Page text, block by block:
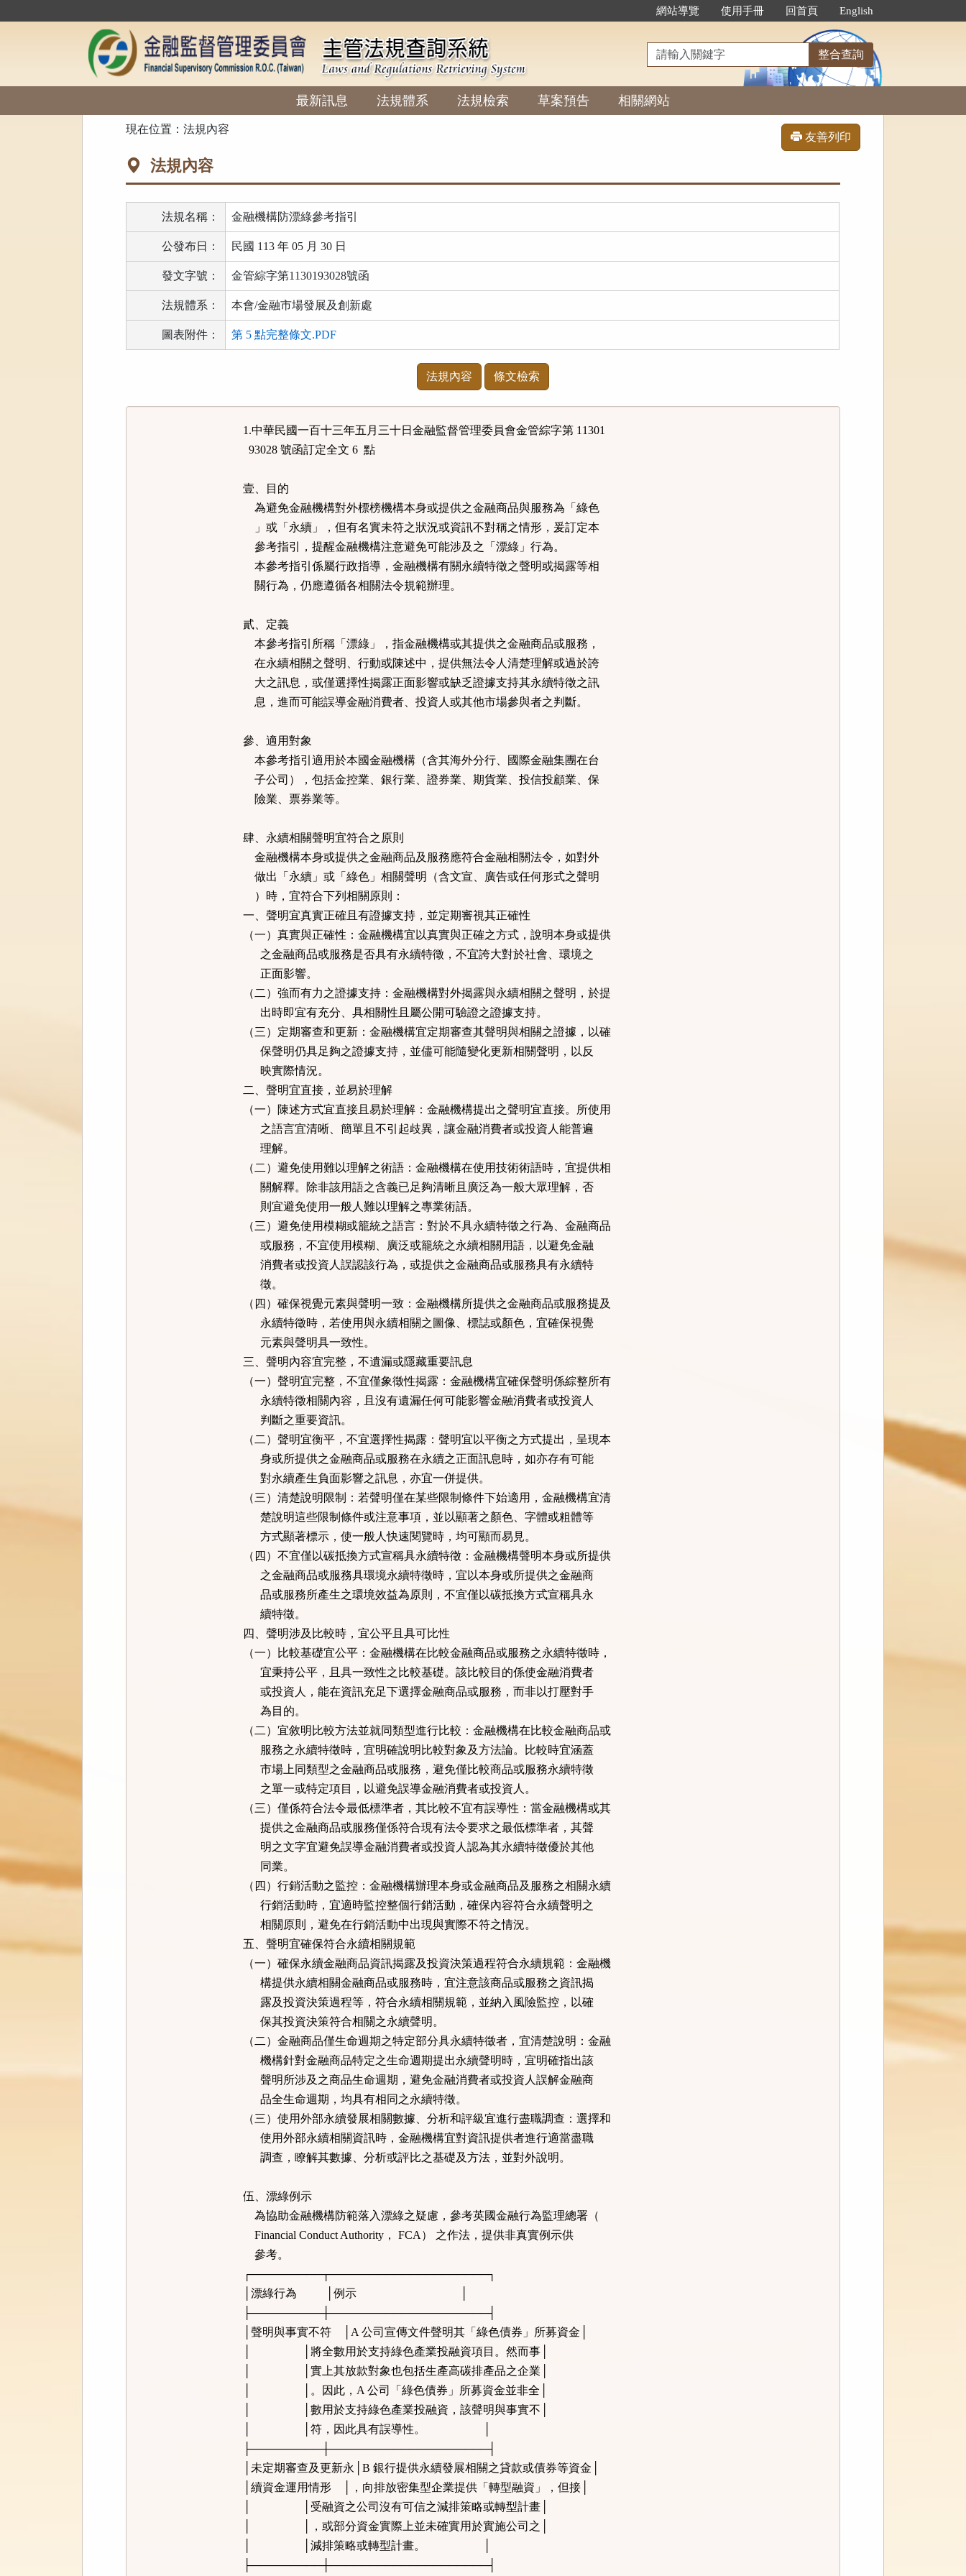
到
網站導覽 使用手冊 回首頁 English
請
輸
入
關
鍵
整合查詢
最新訊息 法規體系 法規檢索 草案預告 相關網站
現在位置：法規內容
友善列印
法規內容
法規名稱： 金融機構防漂綠參考指引
公發布日： 民國 113 年 05 月 30 日
發文字號： 金管綜字第1130193028號函
法規體系： 本會/金融市場發展及創新處
圖表附件： 第 5 點完整條文.PDF
功
法規內容 條文檢索
1.中華民國一百十三年五月三十日金融監督管理委員會金管綜字第 11301
93028 號函訂定全文 6 點
壹、目的
為避免金融機構對外標榜機構本身或提供之金融商品與服務為「綠色
」或「永續」，但有名實未符之狀況或資訊不對稱之情形，爰訂定本
參考指引，提醒金融機構注意避免可能涉及之「漂綠」行為。
本參考指引係屬行政指導，金融機構有關永續特徵之聲明或揭露等相
關行為，仍應遵循各相關法令規範辦理。
貳、定義
本參考指引所稱「漂綠」，指金融機構或其提供之金融商品或服務，
在永續相關之聲明、行動或陳述中，提供無法令人清楚理解或過於誇
大之訊息，或僅選擇性揭露正面影響或缺乏證據支持其永續特徵之訊
息，進而可能誤導金融消費者、投資人或其他市場參與者之判斷。
參、適用對象
本參考指引適用於本國金融機構（含其海外分行、國際金融集團在台
子公司），包括金控業、銀行業、證券業、期貨業、投信投顧業、保
險業、票券業等。
肆、永續相關聲明宜符合之原則
金融機構本身或提供之金融商品及服務應符合金融相關法令，如對外
做出「永續」或「綠色」相關聲明（含文宣、廣告或任何形式之聲明
）時，宜符合下列相關原則：
一、聲明宜真實正確且有證據支持，並定期審視其正確性
（一）真實與正確性：金融機構宜以真實與正確之方式，說明本身或提供
之金融商品或服務是否具有永續特徵，不宜誇大對於社會、環境之
正面影響。
（二）強而有力之證據支持：金融機構對外揭露與永續相關之聲明，於提
出時即宜有充分、具相關性且屬公開可驗證之證據支持。
（三）定期審查和更新：金融機構宜定期審查其聲明與相關之證據，以確
保聲明仍具足夠之證據支持，並儘可能隨變化更新相關聲明，以反
映實際情況。
二、聲明宜直接，並易於理解
（一）陳述方式宜直接且易於理解：金融機構提出之聲明宜直接。所使用
之語言宜清晰、簡單且不引起歧異，讓金融消費者或投資人能普遍
理解。
（二）避免使用難以理解之術語：金融機構在使用技術術語時，宜提供相
關解釋。除非該用語之含義已足夠清晰且廣泛為一般大眾理解，否
則宜避免使用一般人難以理解之專業術語。
（三）避免使用模糊或籠統之語言：對於不具永續特徵之行為、金融商品
或服務，不宜使用模糊、廣泛或籠統之永續相關用語，以避免金融
消費者或投資人誤認該行為，或提供之金融商品或服務具有永續特
徵。
（四）確保視覺元素與聲明一致：金融機構所提供之金融商品或服務提及
永續特徵時，若使用與永續相關之圖像、標誌或顏色，宜確保視覺
元素與聲明具一致性。
三、聲明內容宜完整，不遺漏或隱藏重要訊息
（一）聲明宜完整，不宜僅象徵性揭露：金融機構宜確保聲明係綜整所有
永續特徵相關內容，且沒有遺漏任何可能影響金融消費者或投資人
判斷之重要資訊。
（二）聲明宜衡平，不宜選擇性揭露：聲明宜以平衡之方式提出，呈現本
身或所提供之金融商品或服務在永續之正面訊息時，如亦存有可能
對永續產生負面影響之訊息，亦宜一併提供。
（三）清楚說明限制：若聲明僅在某些限制條件下始適用，金融機構宜清
楚說明這些限制條件或注意事項，並以顯著之顏色、字體或粗體等
方式顯著標示，使一般人快速閱覽時，均可顯而易見。
（四）不宜僅以碳抵換方式宣稱具永續特徵：金融機構聲明本身或所提供
之金融商品或服務具環境永續特徵時，宜以本身或所提供之金融商
品或服務所產生之環境效益為原則，不宜僅以碳抵換方式宣稱具永
續特徵。
四、聲明涉及比較時，宜公平且具可比性
（一）比較基礎宜公平：金融機構在比較金融商品或服務之永續特徵時，
宜秉持公平，且具一致性之比較基礎。該比較目的係使金融消費者
或投資人，能在資訊充足下選擇金融商品或服務，而非以打壓對手
為目的。
（二）宜敘明比較方法並就同類型進行比較：金融機構在比較金融商品或
服務之永續特徵時，宜明確說明比較對象及方法論。比較時宜涵蓋
市場上同類型之金融商品或服務，避免僅比較商品或服務永續特徵
之單一或特定項目，以避免誤導金融消費者或投資人。
（三）僅係符合法令最低標準者，其比較不宜有誤導性：當金融機構或其
提供之金融商品或服務僅係符合現有法令要求之最低標準者，其聲
明之文字宜避免誤導金融消費者或投資人認為其永續特徵優於其他
同業。
（四）行銷活動之監控：金融機構辦理本身或金融商品及服務之相關永續
行銷活動時，宜適時監控整個行銷活動，確保內容符合永續聲明之
相關原則，避免在行銷活動中出現與實際不符之情況。
五、聲明宜確保符合永續相關規範
（一）確保永續金融商品資訊揭露及投資決策過程符合永續規範：金融機
構提供永續相關金融商品或服務時，宜注意該商品或服務之資訊揭
露及投資決策過程等，符合永續相關規範，並納入風險監控，以確
保其投資決策符合相關之永續聲明。
（二）金融商品僅生命週期之特定部分具永續特徵者，宜清楚說明：金融
機構針對金融商品特定之生命週期提出永續聲明時，宜明確指出該
聲明所涉及之商品生命週期，避免金融消費者或投資人誤解金融商
品全生命週期，均具有相同之永續特徵。
（三）使用外部永續發展相關數據、分析和評級宜進行盡職調查：選擇和
使用外部永續相關資訊時，金融機構宜對資訊提供者進行適當盡職
調查，瞭解其數據、分析或評比之基礎及方法，並對外說明。
伍、漂綠例示
為協助金融機構防範落入漂綠之疑慮，參考英國金融行為監理總署（
Financial Conduct Authority， FCA） 之作法，提供非真實例示供
參考。
┌─────────┬────────────────────┐
│漂綠行為 │例示 │
├─────────┼────────────────────┤
│聲明與事實不符 │A 公司宣傳文件聲明其「綠色債券」所募資金│
│ │將全數用於支持綠色產業投融資項目。然而事│
│ │實上其放款對象也包括生產高碳排產品之企業│
│ │。因此，A 公司「綠色債券」所募資金並非全│
│ │數用於支持綠色產業投融資，該聲明與事實不│
│ │符，因此具有誤導性。 │
├─────────┼────────────────────┤
│未定期審查及更新永│B 銀行提供永續發展相關之貸款或債券等資金│
│續資金運用情形 │，向排放密集型企業提供「轉型融資」，但接│
│ │受融資之公司沒有可信之減排策略或轉型計畫│
│ │，或部分資金實際上並未確實用於實施公司之│
│ │減排策略或轉型計畫。 │
├─────────┼────────────────────┤